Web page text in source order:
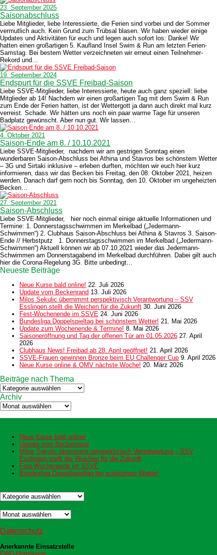
23. September 2025
Saisonabschluss
Liebe Mitglieder, liebe Interessierte, die Ferien sind vorbei und der Sommer
vermutlich auch. Kein Grund zum Trübsal blasen. Wir haben wieder einige
Updates und Aktivitäten für euch und legen auch sofort los: Danke! Wir
hatten einen großartigen 5. Kaufland Insel Swim & Run am letzten Ferien-
Samstag. Bei bestem Wetter verzeichneten wir erneut einen Teilnehmer-
Rekord und…
19. September 2024
Endspurt für die SSVE Freibad-Saison
Liebe SSVE-Mitglieder, liebe Interessierte, heute auch ganz speziell: liebe
Mitglieder ab 14! Nachdem wir einen großartigen Tag mit dem Swim & Run
zum Ende der Ferien hatten, ist der Wettergott ja dann auch direkt mal kurz
verreist. Schade. Wir hätten uns noch ein paar warme Tage für unseren
Badplatz gewünscht. Aber nun gut. Wir lassen…
4. Oktober 2021
Saison-Ende am 8. / 10.10.2021
Liebe SSVE-Mitglieder, nachdem wir am gestrigen Sonntag einen
wunderbaren Saison-Abschluss bei Athina und Stavros bei schönstem Wetter
– 3G und Sirtaki inklusive – erleben durften, möchten wir euch hier kurz
informieren, dass wir das Becken bis Freitag, den 08. Oktober 2021, heizen
werden. Danach darf gern noch bis Sonntag, den 10. Oktober im ungeheizten
Becken…
27. September 2021
Saison-Abschluss
Liebe SSVE-Mitglieder, hier noch einmal einige aktuelle Informationen und
Termine: 1. Donnerstagsschwimmen im Merkelbad („Jedermann-
Schwimmen“) 2. Clubhaus Saison-Abschluss bei Athina & Stavros 3. Saison-
Ende // Herbstputz 1. Donnerstagsschwimmen im Merkelbad („Jedermann-
Schwimmen“) Aktuell können wir ab 07.10.2021 wieder das Jedermann-
Schwimmen am Donnerstagabend im Merkelbad durchführen. Dabei gilt auch
hier die Corona-Regelung 3G. Bitte unbedingt…
Neueste Beiträge
Neue Kurse bald online! 22. Juli 2026
Update vom Beckenrand 13. Juli 2026
Milos Sekulic übernimmt perspektivisch Verantwortung – SSV
Esslingen stellt die Weichen für die Zukunft 30. Juni 2026
Fest-Wochenende im SSVE 24. Juni 2026
Bundesliga Doppelspieltag bei schönstem Wetter! 21. Mai 2026
Update zum Wochenende & Termine! 8. Mai 2026
Saisoneröffnung und Tag der offenen Tür am 01.05.2026 27. April
2026
Clubhaus News! Freibad ab 28. April geöffnet! 21. April 2026
SSVE-Frauen gewinnen Bronze beim EU Challenger Cup 9. April 2026
Neue Kurse online & OMV nächste Woche! 20. März 2026
Beiträge nach Thema
Beiträge
nach
Thema
Archiv
Archiv
Neue Kurse bald online!
Update vom Beckenrand
Milos Sekulic übernimmt perspektivisch Verantwortung – SSV
Esslingen stellt die Weichen für die Zukunft
Fest-Wochenende im SSVE
Bundesliga Doppelspieltag bei schönstem Wetter!
Kategorien
Archiv
Datenschutz
Anerkannte Einsatzstelle